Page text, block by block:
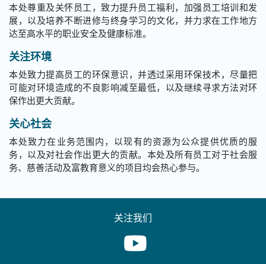
本处尊重及关怀员工，致力提升员工福利，加强员工培训和发
展，以及培养不断进修与终身学习的文化，并力求在工作地方
达至高水平的职业安全及健康标准。
关注环境
本处致力提高员工的环保意识，并透过采用环保技术，尽量把
可能对环境造成的不良影响减至最低，以及继续寻求方法对环
保作出更大贡献。
关心社会
本处致力在业务范围内，以现有的资源为公众提供优质的服
务，以及对社会作出更大的贡献。本处及所有员工对于社会服
务、慈善活动及富教育意义的项目均会热心参与。
关注我们
Youtube [This link will pop up in